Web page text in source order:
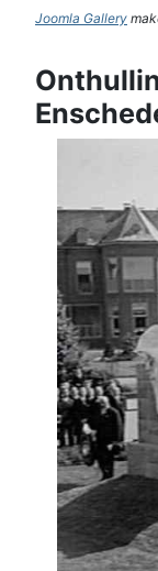
Joomla Gallery